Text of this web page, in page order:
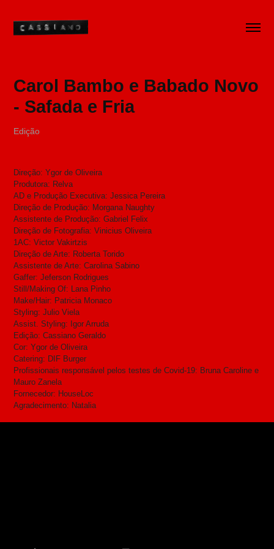
Carol Bambo e Babado Novo
- Safada e Fria
Edição
Direção: Ygor de Oliveira
Produtora: Relva
AD e Produção Executiva: Jessica Pereira
Direção de Produção: Morgana Naughty
Assistente de Produção: Gabriel Felix
Direção de Fotografia: Vinicius Oliveira
1AC: Victor Vakirtzis
Direção de Arte: Roberta Torido
Assistente de Arte: Carolina Sabino
Gaffer: Jeferson Rodrigues
Still/Making Of: Lana Pinho
Make/Hair: Patricia Monaco
Styling: Julio Viela
Assist. Styling: Igor Arruda
Edição: Cassiano Geraldo
Cor: Ygor de Oliveira
Catering: DIF Burger
Profissionais responsável pelos testes de Covid-19: Bruna Caroline e
Mauro Zanela
Fornecedor: HouseLoc
Agradecimento: Natalia